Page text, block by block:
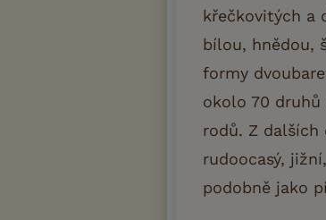
křečkovitých a
bílou, hnědou,
formy
okolo 70 druhů
rodů. Z
rudoocasý,
podobně jako